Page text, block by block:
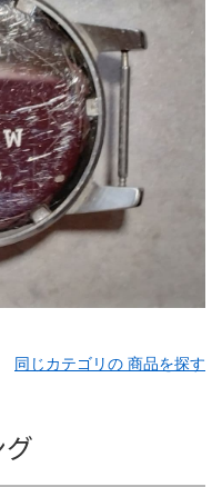
同じカテゴリの 商品を探す